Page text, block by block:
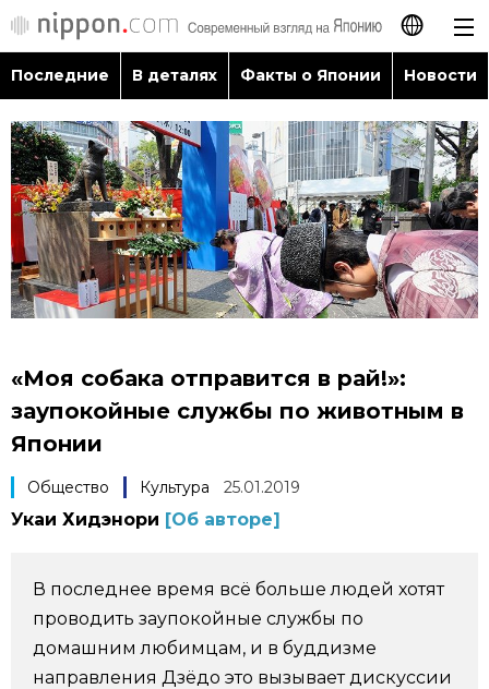
日本語
English
简体字
繁體字
Français
العربية
Последние
В деталях
Путеводитель по Японии
Фото/Видео
Разделы
Люди
Популярные статьи
Последние В деталях Факты о Японии Новости
«Моя собака отправится в рай!»:
заупокойные службы по животным в
Японии
Общество Культура 25.01.2019
Укаи Хидэнори [Об авторе]
В последнее время всё больше людей хотят
проводить заупокойные службы по
домашним любимцам, и в буддизме
направления Дзёдо это вызывает дискуссии